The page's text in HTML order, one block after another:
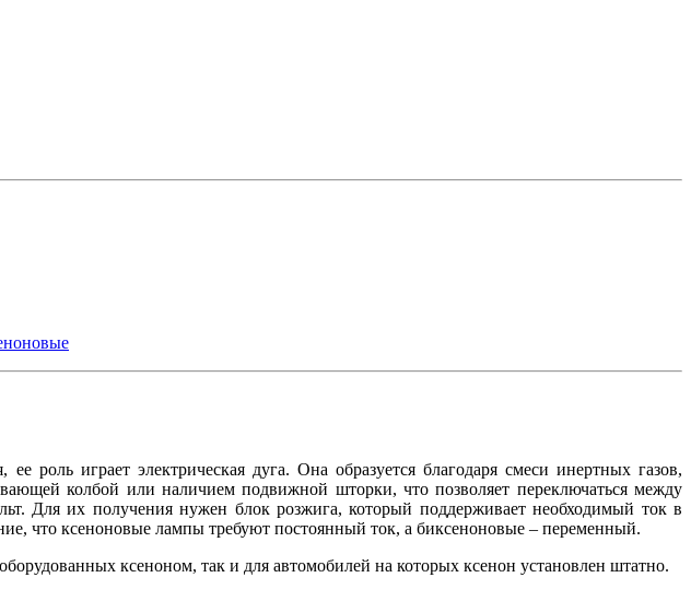
играет электрическая дуга. Она образуется благодаря смеси инертных газов,
колбой или наличием подвижной шторки, что позволяет переключаться между
Для их получения нужен блок розжига, который поддерживает необходимый ток в
что ксеноновые лампы требуют постоянный ток, а биксеноновые – переменный.
ксеноном, так и для автомобилей на которых ксенон установлен штатно.